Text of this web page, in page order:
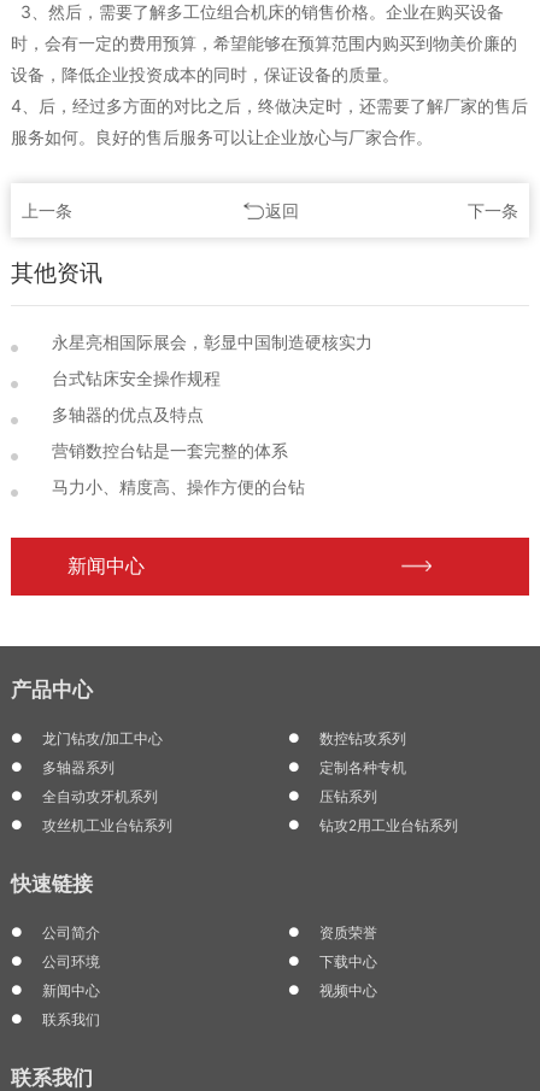
3、然后，需要了解多工位组合机床的销售价格。企业在购买设备
时，会有一定的费用预算，希望能够在预算范围内购买到物美价廉的
设备，降低企业投资成本的同时，保证设备的质量。
4、后，经过多方面的对比之后，终做决定时，还需要了解厂家的售后
服务如何。良好的售后服务可以让企业放心与厂家合作。
上一条 返回 下一条
其他资讯
永星亮相国际展会，彰显中国制造硬核实力
台式钻床安全操作规程
多轴器的优点及特点
营销数控台钻是一套完整的体系
马力小、精度高、操作方便的台钻
新闻中心
产品中心
龙门钻攻/加工中心
数控钻攻系列
多轴器系列
定制各种专机
全自动攻牙机系列
压钻系列
攻丝机工业台钻系列
钻攻2用工业台钻系列
快速链接
公司简介
资质荣誉
公司环境
下载中心
新闻中心
视频中心
联系我们
联系我们